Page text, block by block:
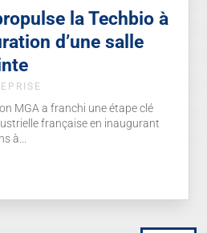
la Techbio à
d’une salle
MGA a franchi une étape clé
française en inaugurant
à...